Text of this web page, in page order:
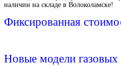
наличии на складе в Волоколамске!
Фиксированная
Новые модели газовых